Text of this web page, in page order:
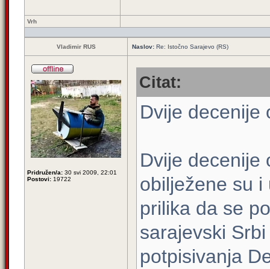
Vrh
Vladimir RUS Naslov: Re: Istočno Sarajevo (RS)
Pridružen/a: 30 svi 2009, 22:01
Postovi: 19722
Citat:
Dvije decenije
Dvije decenije
obilježene su
prilika da se
sarajevski
potpisivanja